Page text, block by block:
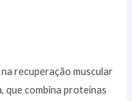
recuperação muscular
que combina proteínas